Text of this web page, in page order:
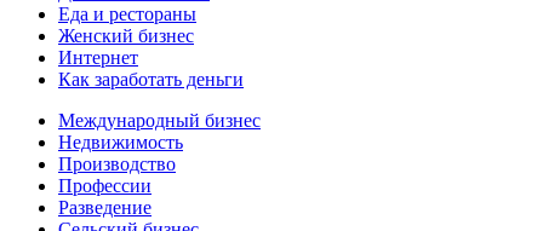
Еда и рестораны
Женский бизнес
Интернет
Как заработать деньги
Международный бизнес
Недвижимость
Производство
Профессии
Разведение